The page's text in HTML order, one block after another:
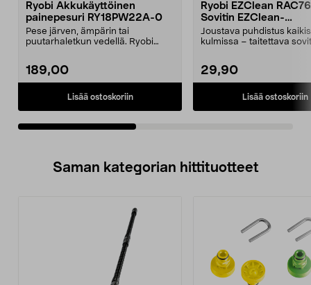
Ryobi Akkukäyttöinen
painepesuri RY18PW22A-0
Pese järven, ämpärin tai
puutarhaletkun vedellä. Ryobi
189,00
Lisää ostoskoriin
Ryobi EZClean
Sovitin EZClean-
painepesuriin
Joustava puhdistus
kulmissa – taitettava
29,90
Lisää ostoskoriin
Saman kategorian hittituotteet